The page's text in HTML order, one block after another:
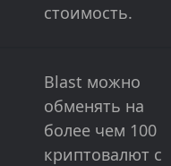
стоимость.
Blast можно
обменять на
более чем 100
криптовалют с